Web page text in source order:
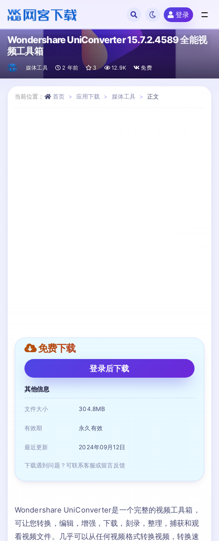
登录
Wondershare UniConverter 15.7.2.4589 全能视
频工具箱
媒体工具 2 年前 3 12.9K 免费
当前位置： 首页 应用下载 媒体工具 正文
免费下载
登录后下载
其他信息
文件大小 304.8MB
有效期 永久有效
最近更新 2024年09月12日
下载遇到问题？可联系客服或留言反馈
Wondershare UniConverter是一个完整的视频工具箱，
可让您转换，编辑，增强，下载，刻录，整理，捕获和观
看视频文件。几乎可以从任何视频格式转换视频，转换速
全部